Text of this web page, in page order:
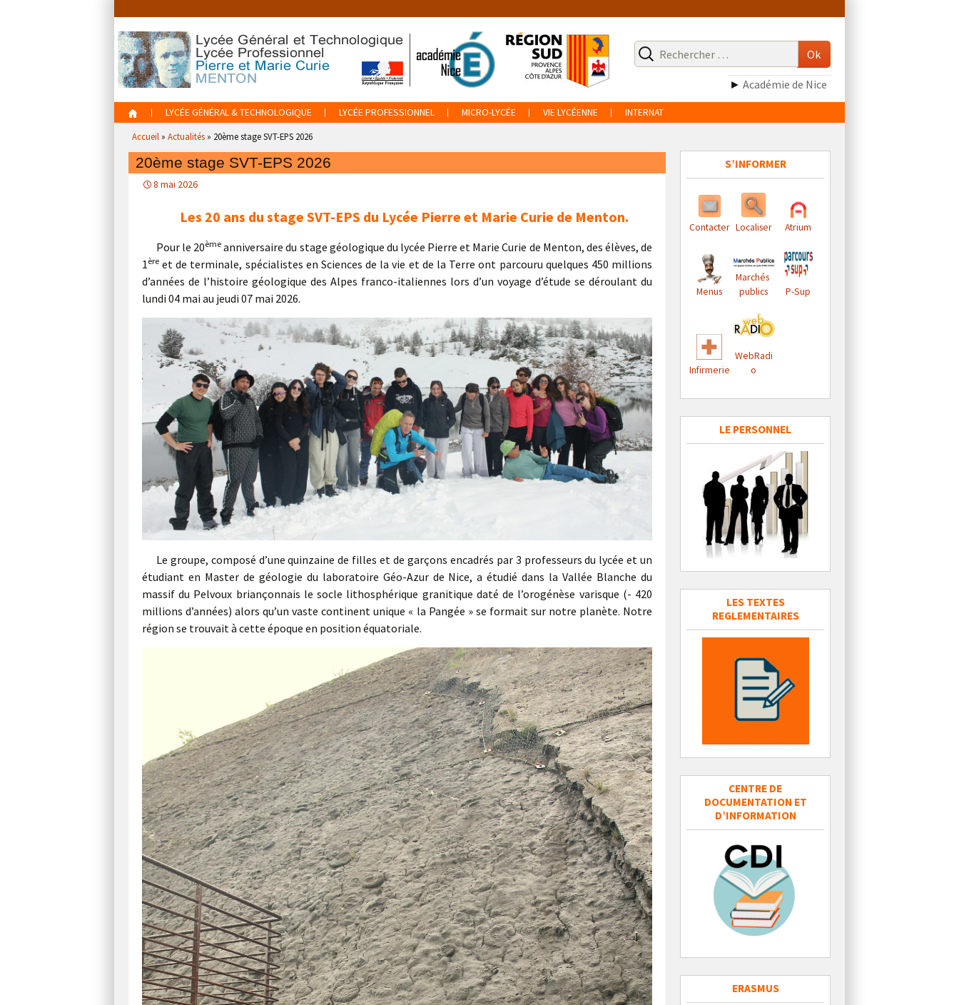
contenu
pour
:
Ok
► Académie de Nice
Aller
au
contenu
LYCÉE GÉNÉRAL & TECHNOLOGIQUE LYCÉE PROFESSIONNEL MICRO-LYCÉE VIE LYCÉENNE INTERNAT
Accueil » Actualités » 20ème stage SVT-EPS 2026
20ème stage SVT-EPS 2026
8 mai 2026
Les 20 ans du stage SVT-EPS du Lycée Pierre et Marie Curie de Menton.
Pour le 20ème anniversaire du stage géologique du lycée Pierre et Marie Curie de Menton, des élèves, de
1èreet de terminale, spécialistes en Sciences de la vie et de la Terre ont parcouru quelques 450 millions
d’années de l’histoire géologique des Alpes franco-italiennes lors d’un voyage d’étude se déroulant du
lundi 04 mai au jeudi 07 mai 2026.
Le groupe, composé d’une quinzaine de filles et de garçons encadrés par 3 professeurs du lycée et un
étudiant en Master de géologie du laboratoire Géo-Azur de Nice, a étudié dans la Vallée Blanche du
massif du Pelvoux briançonnais le socle lithosphérique granitique daté de l’orogénèse varisque (- 420
millions d’années) alors qu’un vaste continent unique « la Pangée » se formait sur notre planète. Notre
région se trouvait à cette époque en position équatoriale.
S’INFORMER
Contacter Localiser Atrium
Menus
Marchés
publics
P-Sup
Infirmerie
WebRadi
o
LE PERSONNEL
LES TEXTES
REGLEMENTAIRES
CENTRE DE
DOCUMENTATION ET
D’INFORMATION
ERASMUS